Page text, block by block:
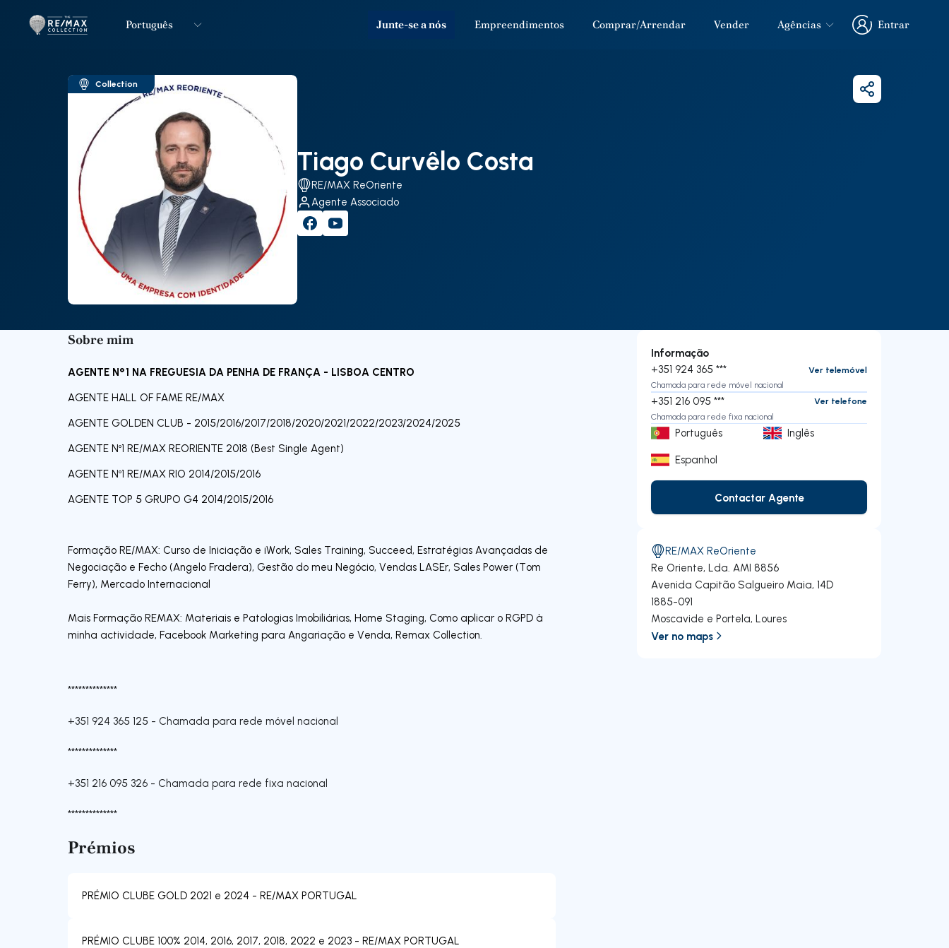
LogoIr para página inicial
Português Junte-se a nós Empreendimentos Comprar/Arrendar Vender Agências
Entrar
Entrar
Collection
Tiago Curvêlo Costa
RE/MAX ReOriente
Agente Associado
Partilhar
Sobre mim
AGENTE Nº1 NA FREGUESIA DA PENHA DE FRANÇA - LISBOA CENTRO
AGENTE HALL OF FAME RE/MAX
AGENTE GOLDEN CLUB - 2015/2016/2017/2018/2020/2021/2022/2023/2024/2025
AGENTE Nº1 RE/MAX REORIENTE 2018 (Best Single Agent)
AGENTE Nº1 RE/MAX RIO 2014/2015/2016
AGENTE TOP 5 GRUPO G4 2014/2015/2016
Formação RE/MAX: Curso de Iniciação e iWork, Sales Training, Succeed, Estratégias Avançadas de
Negociação e Fecho (Angelo Fradera), Gestão do meu Negócio, Vendas LASEr, Sales Power (Tom
Ferry), Mercado Internacional
Mais Formação REMAX: Materiais e Patologias Imobiliárias, Home Staging, Como aplicar o RGPD à
minha actividade, Facebook Marketing para Angariação e Venda, Remax Collection.
**************
+351 924 365 125 - Chamada para rede móvel nacional
**************
+351 216 095 326 - Chamada para rede fixa nacional
**************
Prémios
PRÉMIO CLUBE GOLD 2021 e 2024 - RE/MAX PORTUGAL
PRÉMIO CLUBE 100% 2014, 2016, 2017, 2018, 2022 e 2023 - RE/MAX PORTUGAL
Informação
+351 924 365 ***
Ver telemóvel
Chamada para rede móvel nacional
+351 216 095 ***
Ver telefone
Chamada para rede fixa nacional
Português
Inglês
Espanhol
Contactar Agente
Contactar Agente
RE/MAX ReOriente
Re Oriente, Lda. AMI 8856
Avenida Capitão Salgueiro Maia, 14D
1885-091
Moscavide e Portela,Loures
Ver no maps